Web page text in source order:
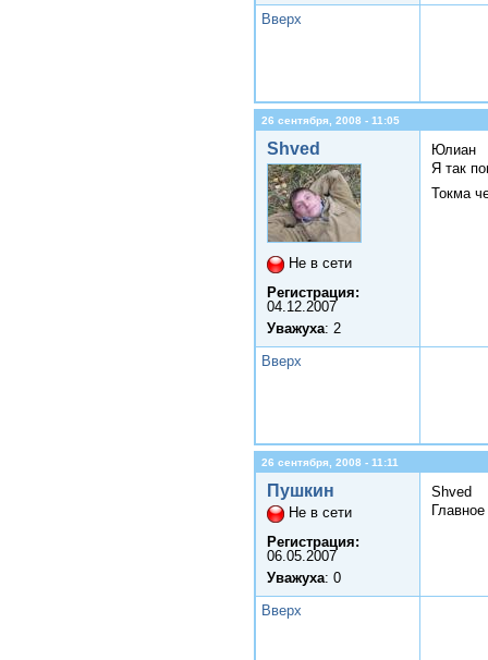
Вверх
26 сентября, 2008 - 11:05
Shved
Не в сети
Регистрация:
04.12.2007
Уважуха: 2
Юлиан
Я так
Токма
Вверх
26 сентября, 2008 - 11:11
Пушкин
Не в сети
Регистрация:
06.05.2007
Уважуха: 0
Shved
Вверх